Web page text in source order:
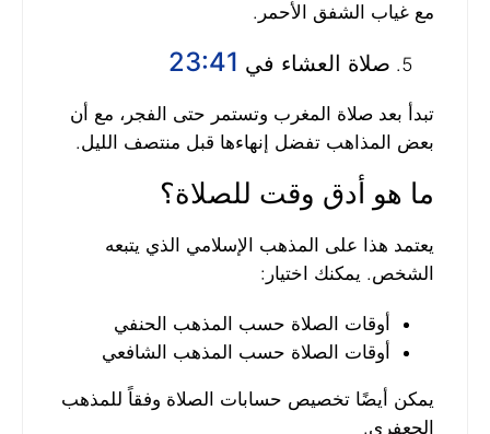
مع غياب الشفق الأحمر.
صلاة العشاء في 23:41
تبدأ بعد صلاة المغرب وتستمر حتى الفجر، مع أن
بعض المذاهب تفضل إنهاءها قبل منتصف الليل.
ما هو أدق وقت للصلاة؟
يعتمد هذا على المذهب الإسلامي الذي يتبعه
الشخص. يمكنك اختيار:
أوقات الصلاة حسب المذهب الحنفي
أوقات الصلاة حسب المذهب الشافعي
يمكن أيضًا تخصيص حسابات الصلاة وفقاً للمذهب
الجعفري.